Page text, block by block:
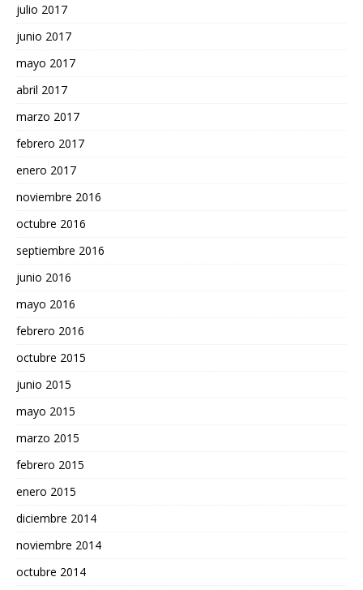
julio 2017
junio 2017
mayo 2017
abril 2017
marzo 2017
febrero 2017
enero 2017
noviembre 2016
octubre 2016
septiembre 2016
junio 2016
mayo 2016
febrero 2016
octubre 2015
junio 2015
mayo 2015
marzo 2015
febrero 2015
enero 2015
diciembre 2014
noviembre 2014
octubre 2014